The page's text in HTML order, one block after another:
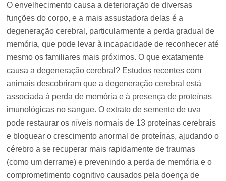
O envelhecimento causa a deterioração de diversas
funções do corpo, e a mais assustadora delas é a
degeneração cerebral, particularmente a perda gradual de
memória, que pode levar à incapacidade de reconhecer até
mesmo os familiares mais próximos. O que exatamente
causa a degeneração cerebral? Estudos recentes com
animais descobriram que a degeneração cerebral está
associada à perda de memória e à presença de proteínas
imunológicas no sangue. O extrato de semente de uva
pode restaurar os níveis normais de 13 proteínas cerebrais
e bloquear o crescimento anormal de proteínas, ajudando o
cérebro a se recuperar mais rapidamente de traumas
(como um derrame) e prevenindo a perda de memória e o
comprometimento cognitivo causados pela doença de